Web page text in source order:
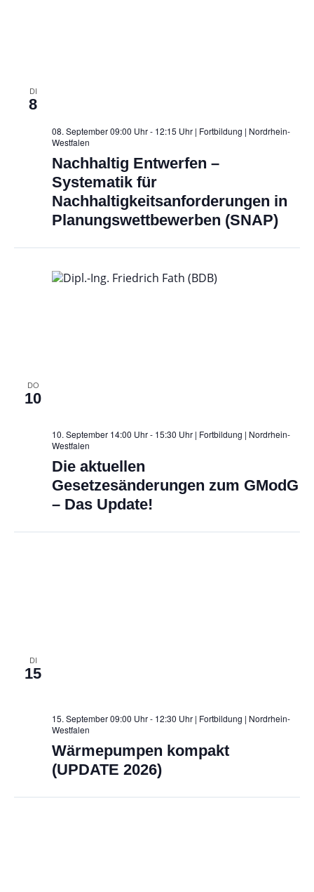
DI
8
08. September 09:00 Uhr - 12:15 Uhr | Fortbildung | Nordrhein-
Westfalen
Nachhaltig Entwerfen –
Systematik für
Nachhaltigkeitsanforderungen in
Planungswettbewerben (SNAP)
DO
10
10. September 14:00 Uhr - 15:30 Uhr | Fortbildung | Nordrhein-
Westfalen
Die aktuellen
Gesetzesänderungen zum GModG
– Das Update!
DI
15
15. September 09:00 Uhr - 12:30 Uhr | Fortbildung | Nordrhein-
Westfalen
Wärmepumpen kompakt
(UPDATE 2026)